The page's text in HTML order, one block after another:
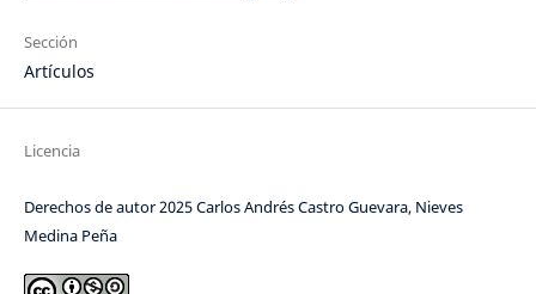
Sección
Artículos
Licencia
Derechos de autor 2025 Carlos Andrés Castro Guevara, Nieves
Medina Peña